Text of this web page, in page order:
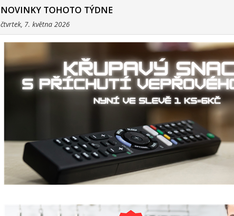
NOVINKY TOHOTO TÝDNE
čtvrtek, 7. května 2026